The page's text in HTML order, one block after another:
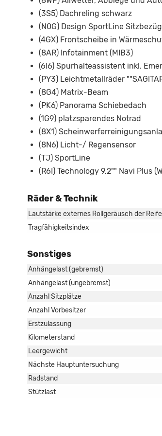
(3S5) Dachreling schwarz
(N0G) Design SportLine
(4GX) Frontscheibe in
(8AR) Infotainment (MIB3)
(6I6) Spurhalteassistent inkl.
(PY3) Leichtmetallräder
(8G4) Matrix-Beam
(PK6) Panorama Schiebedach
(1G9) platzsparendes Notrad
(8X1)
(8N6) Licht-/ Regensensor
(TJ) SportLine
(R6I) Technology 9,2"" Navi Plus
Räder & Technik
Lautstärke externes Rollgeräusch der
Tragfähigkeitsindex
Sonstiges
Anhängelast (gebremst)
Anhängelast (ungebremst)
Anzahl Sitzplätze
Anzahl Vorbesitzer
Erstzulassung
Kilometerstand
Leergewicht
Nächste Hauptuntersuchung
Radstand
Stützlast